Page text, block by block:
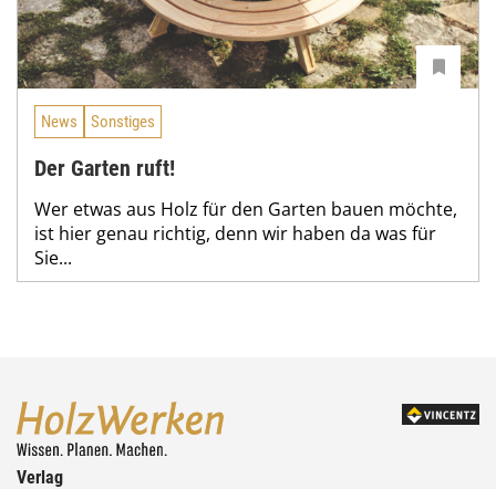
News Sonstiges
Der Garten ruft!
Wer etwas aus Holz für den Garten bauen möchte,
ist hier genau richtig, denn wir haben da was für
Sie...
Verlag